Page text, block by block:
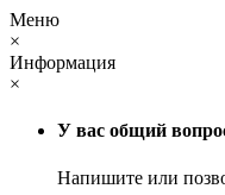
Меню
×
Информация
×
У вас общий
Напишите или